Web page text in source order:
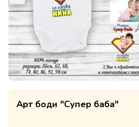
Арт боди "Супер баба"